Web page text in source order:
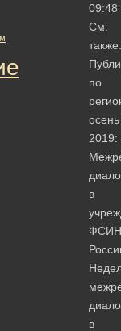
09:48
См.
также:
по
осень
2019:
в
ФСИН
в